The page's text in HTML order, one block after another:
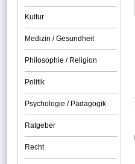
Kultur
Medizin / Gesundheit
Philosophie / Religion
Politik
Psychologie / Pädagogik
Ratgeber
Recht